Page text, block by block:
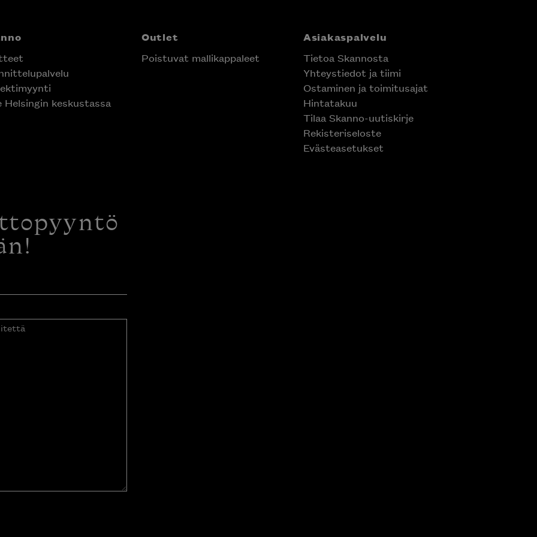
Helsingin keskustassa
Outlet
Poistuvat mallikappaleet
Asiakaspalvelu
Tietoa Skannosta
Yhteystiedot ja tiimi
Ostaminen ja toimitusajat
Hintatakuu
Tilaa Skanno-uutiskirje
Rekisteriseloste
Evästeasetukset